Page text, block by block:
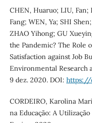
CHEN, Huaruo; LIU,
Fang; WEN, Ya; SHI
ZHAO Yihong; GU
the Pandemic? The Role
Satisfaction against Job
Environmental Research
9 dez. 2020. DOI: https://
CORDEIRO, Karolina
na Educação: A